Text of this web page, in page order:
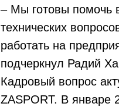
– Мы готовы помочь
технических
работать на
подчеркнул Радий
Кадровый вопрос
ZASPORT. В январе